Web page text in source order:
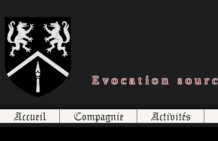
Evocation
Accueil Compagnie Activités